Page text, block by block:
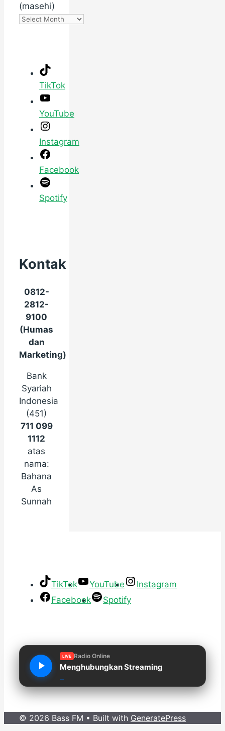
(masehi)
TikTok
YouTube
Instagram
Facebook
Spotify
Kontak
0812-
2812-
9100
(Humas
dan
Marketing)
Bank
Syariah
Indonesia
(451)
711 099
1112
atas
nama:
Bahana
As
Sunnah
TikTok YouTube
Instagram
Facebook
Spotify
LIVE Radio Online
Menghubungkan Streaming
© 2026 Bass FM • Built with GeneratePress